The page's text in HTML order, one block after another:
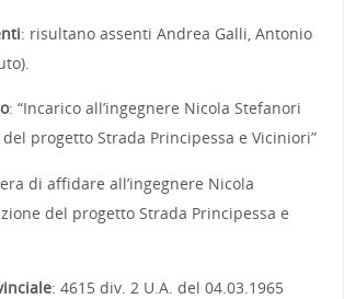
: risultano assenti Andrea Galli, Antonio
: “Incarico all’ingegnere Nicola Stefanori
progetto Strada Principessa e Viciniori”
di affidare all’ingegnere Nicola
del progetto Strada Principessa e
: 4615 div. 2 U.A. del 04.03.1965